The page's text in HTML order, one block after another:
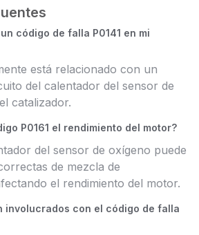
código de falla P0141 en mi
está relacionado con un
del calentador del sensor de
catalizador.
P0161 el rendimiento del motor?
del sensor de oxígeno puede
de mezcla de
el rendimiento del motor.
involucrados con el código de falla